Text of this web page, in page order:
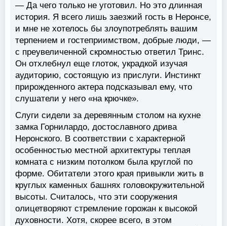
— Да чего только не уготовил. Но это длинная
история. Я всего лишь заезжий гость в Неронсе,
и мне не хотелось бы злоупотреблять вашим
терпением и гостеприимством, добрые люди, —
с преувеличенной скромностью ответил Тринс.
Он отхлебнул еще глоток, украдкой изучая
аудиторию, состоящую из прислуги. Инстинкт
прирожденного актера подсказывал ему, что
слушатели у него «на крючке».
Слуги сидели за деревянным столом на кухне
замка Горнилардо, достославного дрива
Неронского. В соответствии с характерной
особенностью местной архитектуры теплая
комната с низким потолком была круглой по
форме. Обитатели этого края привыкли жить в
круглых каменных башнях головокружительной
высоты. Считалось, что эти сооружения
олицетворяют стремление горожан к высокой
духовности. Хотя, скорее всего, в этом